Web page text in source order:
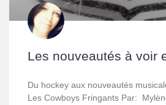
Les nouveautés à voir
Du hockey aux nouveautés
Les Cowboys Fringants Par: